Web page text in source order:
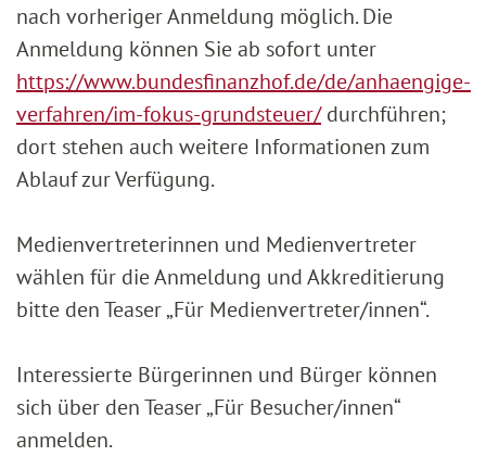
nach vorheriger Anmeldung möglich. Die
Anmeldung können Sie ab sofort unter
https://www.bundesfinanzhof.de/de/anhaengige-
verfahren/im-fokus-grundsteuer/durchführen;
dort stehen auch weitere Informationen zum
Ablauf zur Verfügung.
Medienvertreterinnen und Medienvertreter
wählen für die Anmeldung und Akkreditierung
bitte den Teaser „Für Medienvertreter/innen“.
Interessierte Bürgerinnen und Bürger können
sich über den Teaser „Für Besucher/innen“
anmelden.